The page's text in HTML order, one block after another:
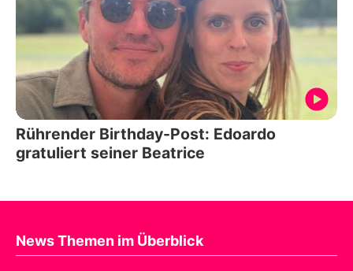
Rührender Birthday-Post: Edoardo
gratuliert seiner Beatrice
News Themen im Überblick